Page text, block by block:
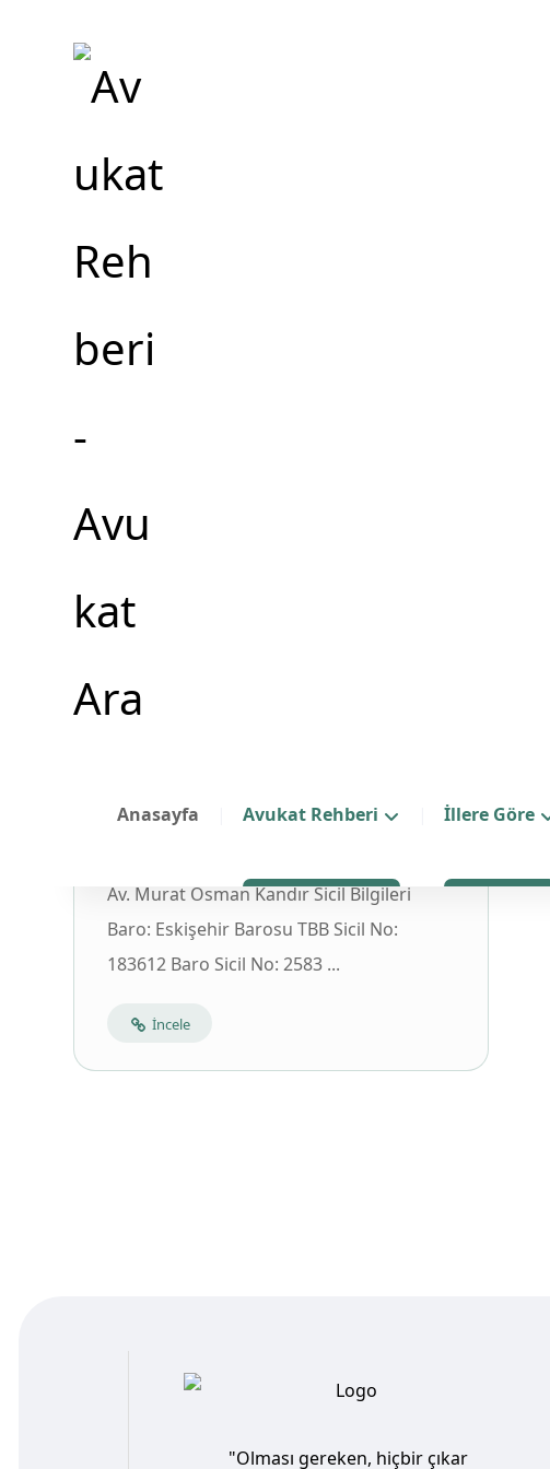
Anasayfa Avukat Rehberi İllere Göre
Av. Murat Osman Kandır Sicil Bilgileri
Baro: Eskişehir Barosu TBB Sicil No:
183612 Baro Sicil No: 2583 ...
İncele
"Olması gereken, hiçbir çıkar